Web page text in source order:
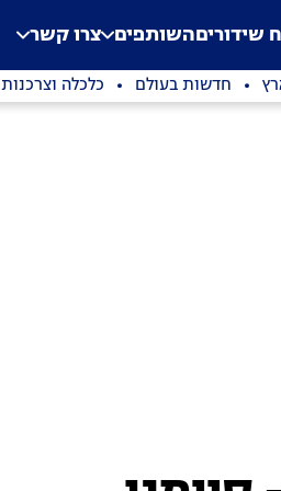
. שידוריםהשותפים צרו קשר
חדשות בעולם כלכלה וצרכנות